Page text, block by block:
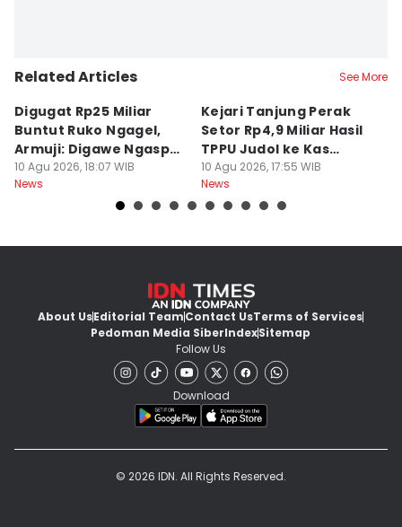
Related Articles See More
Digugat Rp25 Miliar
Buntut Ruko Ngagel,
Armuji: Digawe Ngaspal
Ae Poo
10 Agu 2026, 18:07 WIB
News
Kejari Tanjung Perak
Setor Rp4,9 Miliar Hasil
TPPU Judol ke Kas
Negara
10 Agu 2026, 17:55 WIB
News
About UsEditorial TeamContact UsTerms of Services
Pedoman Media SiberIndexSitemap
Follow Us
Download
© 2026 IDN. All Rights Reserved.